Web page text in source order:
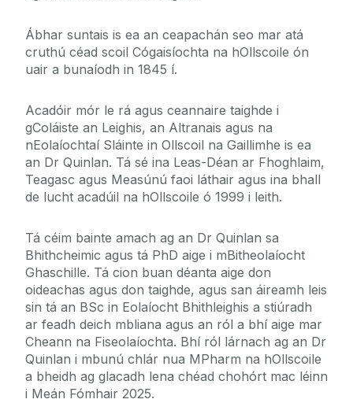
Ábhar suntais is ea an ceapachán seo mar atá
cruthú céad scoil Cógaisíochta na hOllscoile ón
uair a bunaíodh in 1845 í.
Acadóir mór le rá agus ceannaire taighde i
gColáiste an Leighis, an Altranais agus na
nEolaíochtaí Sláinte in Ollscoil na Gaillimhe is ea
an Dr Quinlan. Tá sé ina Leas-Déan ar Fhoghlaim,
Teagasc agus Measúnú faoi láthair agus ina bhall
de lucht acadúil na hOllscoile ó 1999 i leith.
Tá céim bainte amach ag an Dr Quinlan sa
Bhithcheimic agus tá PhD aige i mBitheolaíocht
Ghaschille. Tá cion buan déanta aige don
oideachas agus don taighde, agus san áireamh leis
sin tá an BSc in Eolaíocht Bhithleighis a stiúradh
ar feadh deich mbliana agus an ról a bhí aige mar
Cheann na Fiseolaíochta. Bhí ról lárnach ag an Dr
Quinlan i mbunú chlár nua MPharm na hOllscoile
a bheidh ag glacadh lena chéad chohórt mac léinn
i Meán Fómhair 2025.